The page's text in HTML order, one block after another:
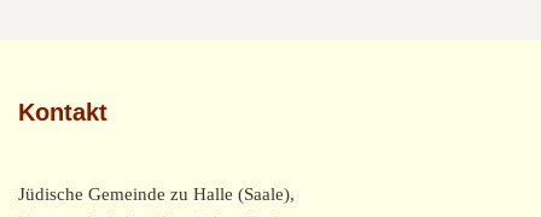
Kontakt
Jüdische Gemeinde zu Halle (Saale),